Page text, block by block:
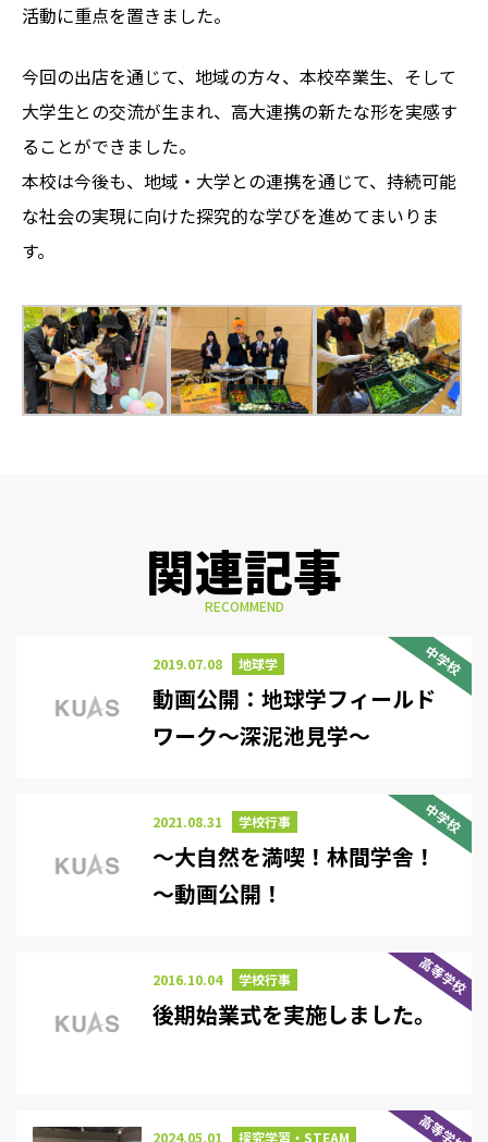
活動に重点を置きました。
今回の出店を通じて、地域の方々、本校卒業生、そして
大学生との交流が生まれ、高大連携の新たな形を実感す
ることができました。
本校は今後も、地域・大学との連携を通じて、持続可能
な社会の実現に向けた探究的な学びを進めてまいりま
す。
関連記事
RECOMMEND
中学校
2019.07.08 地球学
動画公開：地球学フィールド
ワーク～深泥池見学～
中学校
2021.08.31 学校行事
～大自然を満喫！林間学舎！
～動画公開！
高等学校
2016.10.04 学校行事
後期始業式を実施しました。
高等学校
2024.05.01 探究学習・STEAM